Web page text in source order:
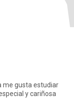
me gusta estudiar
y cariñosa